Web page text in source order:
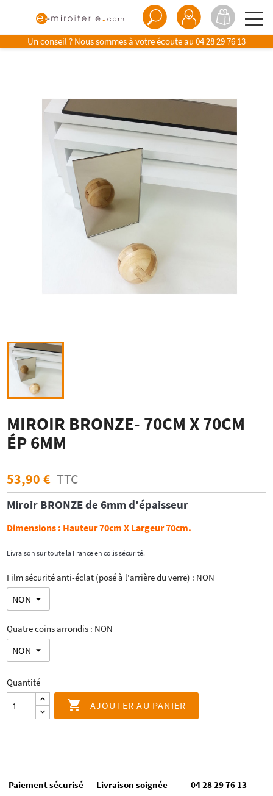
Un conseil ? Nous sommes à votre écoute au 04 28 29 76 13
MIROIR BRONZE- 70CM X 70CM
ÉP 6MM
53,90 € TTC
Miroir BRONZEde 6mm d'épaisseur
Dimensions : Hauteur 70cm X Largeur 70cm.
Livraison sur toute la France en colis sécurité.
Film sécurité anti-éclat (posé à l'arrière du verre) : NON
Quatre coins arrondis : NON
Quantité
 AJOUTER AU PANIER
Paiement sécurisé Livraison soignée 04 28 29 76 13